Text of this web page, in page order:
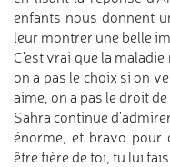
enfants nous donnent
leur montrer une belle
C'est vrai que la
on a pas le choix si on
aime, on a pas le droit
Sahra continue
énorme, et bravo pour
être fière de toi, tu lui